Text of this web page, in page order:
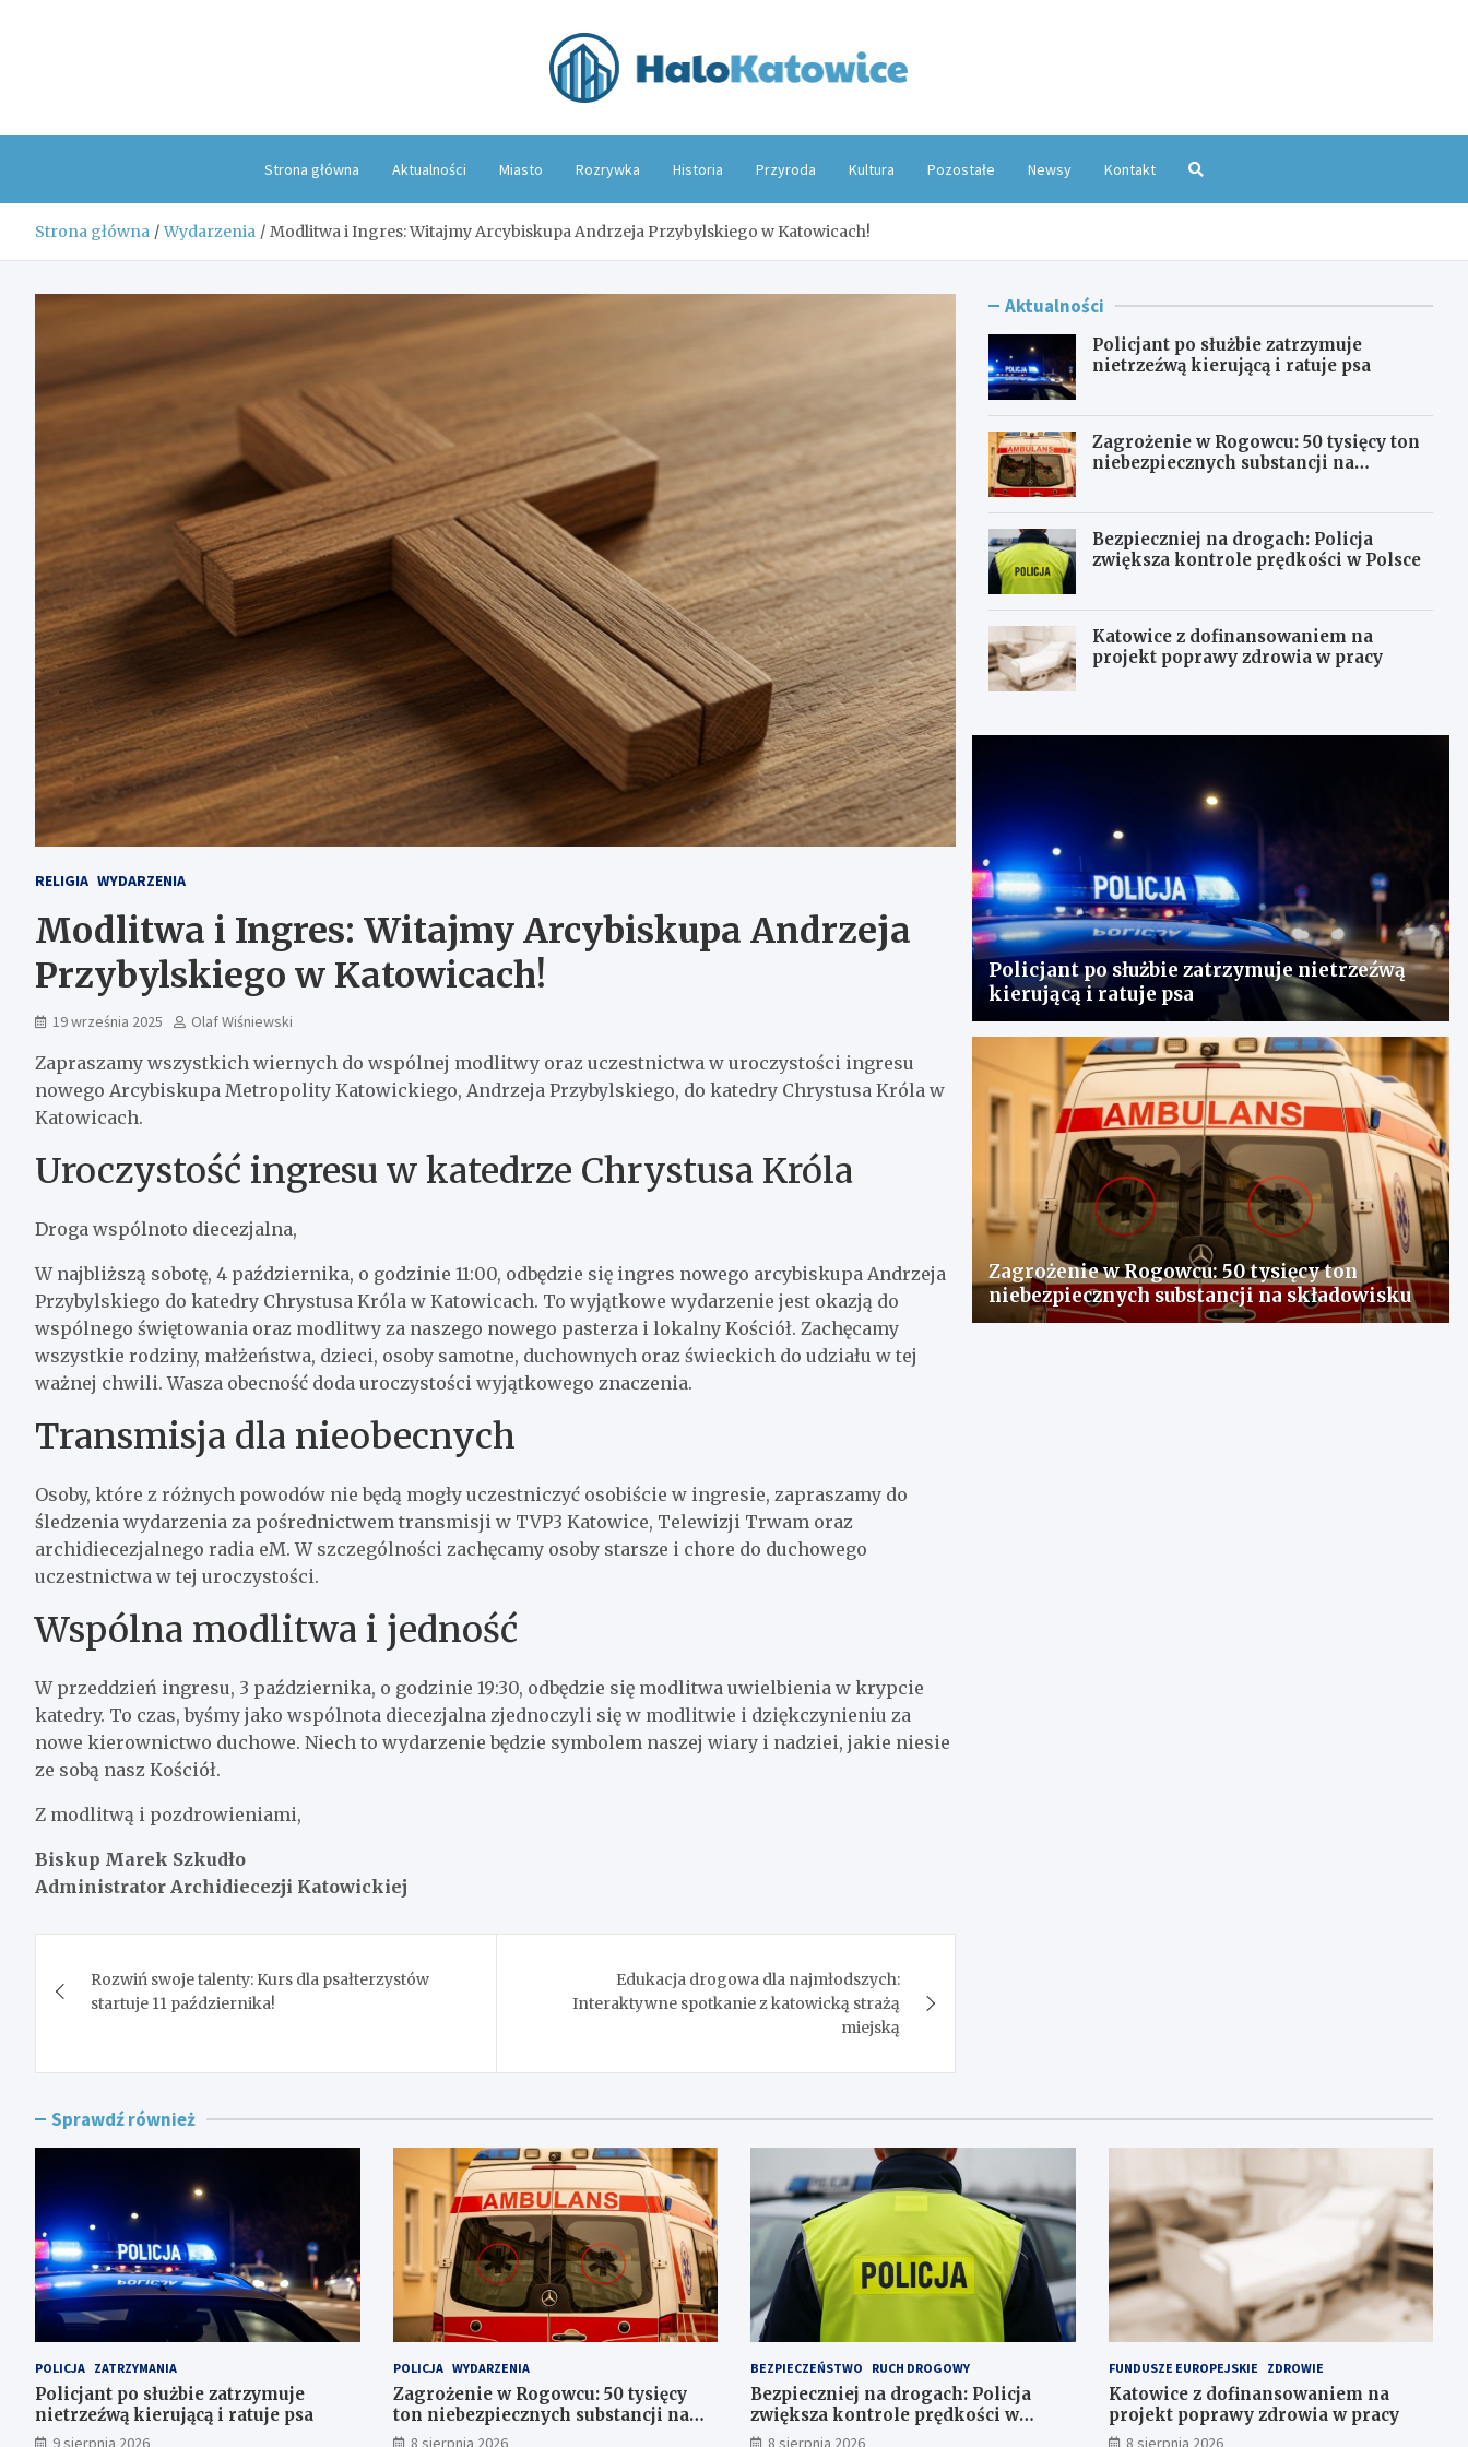
Strona główna Aktualności Miasto Rozrywka Historia Przyroda Kultura Pozostałe Newsy Kontakt
Strona główna Wydarzenia Modlitwa i Ingres: Witajmy Arcybiskupa Andrzeja Przybylskiego w Katowicach!
RELIGIA WYDARZENIA
Modlitwa i Ingres: Witajmy Arcybiskupa Andrzeja
Przybylskiego w Katowicach!
19 września 2025 Olaf Wiśniewski
Zapraszamy wszystkich wiernych do wspólnej modlitwy oraz uczestnictwa w uroczystości ingresu
nowego Arcybiskupa Metropolity Katowickiego, Andrzeja Przybylskiego, do katedry Chrystusa Króla w
Katowicach.
Uroczystość ingresu w katedrze Chrystusa Króla
Droga wspólnoto diecezjalna,
W najbliższą sobotę, 4 października, o godzinie 11:00, odbędzie się ingres nowego arcybiskupa Andrzeja
Przybylskiego do katedry Chrystusa Króla w Katowicach. To wyjątkowe wydarzenie jest okazją do
wspólnego świętowania oraz modlitwy za naszego nowego pasterza i lokalny Kościół. Zachęcamy
wszystkie rodziny, małżeństwa, dzieci, osoby samotne, duchownych oraz świeckich do udziału w tej
ważnej chwili. Wasza obecność doda uroczystości wyjątkowego znaczenia.
Transmisja dla nieobecnych
Osoby, które z różnych powodów nie będą mogły uczestniczyć osobiście w ingresie, zapraszamy do
śledzenia wydarzenia za pośrednictwem transmisji w TVP3 Katowice, Telewizji Trwam oraz
archidiecezjalnego radia eM. W szczególności zachęcamy osoby starsze i chore do duchowego
uczestnictwa w tej uroczystości.
Wspólna modlitwa i jedność
W przeddzień ingresu, 3 października, o godzinie 19:30, odbędzie się modlitwa uwielbienia w krypcie
katedry. To czas, byśmy jako wspólnota diecezjalna zjednoczyli się w modlitwie i dziękczynieniu za
nowe kierownictwo duchowe. Niech to wydarzenie będzie symbolem naszej wiary i nadziei, jakie niesie
ze sobą nasz Kościół.
Z modlitwą i pozdrowieniami,
Biskup Marek Szkudło
Administrator Archidiecezji Katowickiej
wpisu
Rozwiń swoje talenty: Kurs dla psałterzystów
startuje 11 października!
Edukacja drogowa dla najmłodszych:
Interaktywne spotkanie z katowicką strażą
miejską
Aktualności
Policjant po służbie zatrzymuje
nietrzeźwą kierującą i ratuje psa
Zagrożenie w Rogowcu: 50 tysięcy ton
niebezpiecznych substancji na
Bezpieczniej na drogach: Policja
zwiększa kontrole prędkości w Polsce
Katowice z dofinansowaniem na
projekt poprawy zdrowia w pracy
Policjant po służbie zatrzymuje nietrzeźwą
kierującą i ratuje psa
Zagrożenie w Rogowcu: 50 tysięcy ton
niebezpiecznych substancji na składowisku
Sprawdź również
POLICJA ZATRZYMANIA
Policjant po służbie zatrzymuje
nietrzeźwą kierującą i ratuje psa
9 sierpnia 2026
POLICJA WYDARZENIA
Zagrożenie w Rogowcu: 50 tysięcy
ton niebezpiecznych substancji na
składowisku
8 sierpnia 2026
BEZPIECZEŃSTWO RUCH DROGOWY
Bezpieczniej na drogach: Policja
zwiększa kontrole prędkości w
Polsce
8 sierpnia 2026
FUNDUSZE EUROPEJSKIE ZDROWIE
Katowice z dofinansowaniem na
projekt poprawy zdrowia w pracy
8 sierpnia 2026